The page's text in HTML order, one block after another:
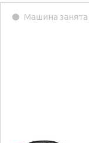
Машина занята